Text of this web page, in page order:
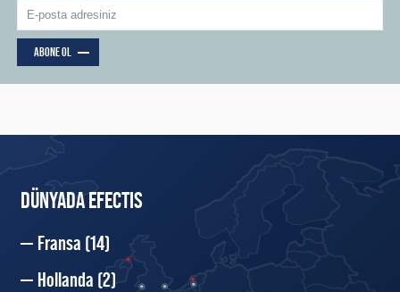
ABONE OL
DÜNYADA EFECTIS
Fransa (14)
Hollanda (2)